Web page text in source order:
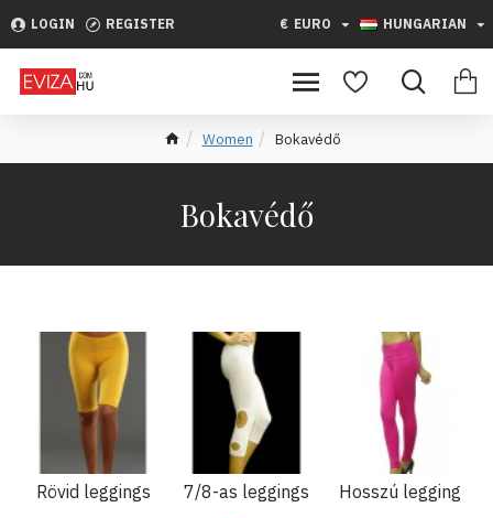
LOGIN REGISTER € EURO HUNGARIAN
Women Bokavédő
Bokavédő
Rövid leggings 7/8-as leggings Hosszú legging